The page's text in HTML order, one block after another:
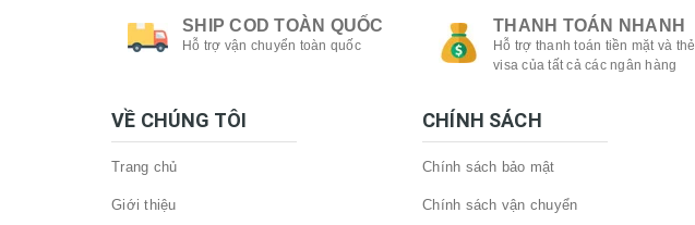
SHIP COD TOÀN QUỐC
Hỗ trợ vận chuyển toàn quốc
THANH TOÁN NHANH
Hỗ trợ thanh toán tiền mặt và thẻ
visa của tất cả các ngân hàng
VỀ CHÚNG TÔI
Trang chủ
Giới thiệu
CHÍNH SÁCH
Chính sách bảo mật
Chính sách vận chuyển